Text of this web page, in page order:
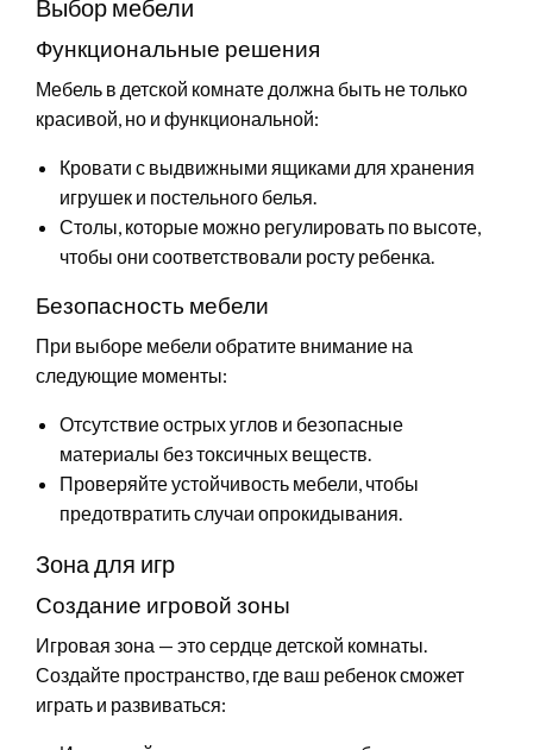
Выбор мебели
Функциональные решения
Мебель в детской комнате должна быть не только
красивой, но и функциональной:
Кровати с выдвижными ящиками для хранения
игрушек и постельного белья.
Столы, которые можно регулировать по высоте,
чтобы они соответствовали росту ребенка.
Безопасность мебели
При выборе мебели обратите внимание на
следующие моменты:
Отсутствие острых углов и безопасные
материалы без токсичных веществ.
Проверяйте устойчивость мебели, чтобы
предотвратить случаи опрокидывания.
Зона для игр
Создание игровой зоны
Игровая зона — это сердце детской комнаты.
Создайте пространство, где ваш ребенок сможет
играть и развиваться: